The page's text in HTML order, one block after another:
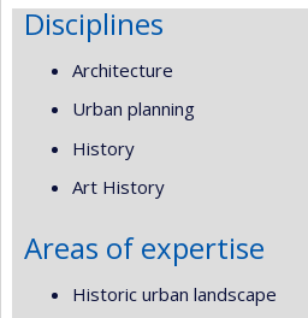
Disciplines
Architecture
Urban planning
History
Art History
Areas of expertise
Historic urban landscape